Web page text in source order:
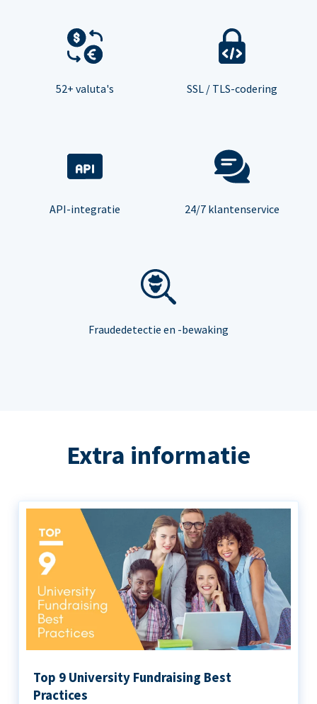
52+ valuta's SSL / TLS-codering
API-integratie 24/7 klantenservice
Fraudedetectie en -bewaking
Extra informatie
Top 9 University Fundraising Best
Practices